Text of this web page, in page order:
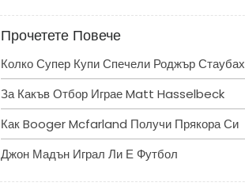
Прочетете Повече
Колко Супер Купи Спечели Роджър Стаубах
За Какъв Отбор Играе Matt Hasselbeck
Как Booger Mcfarland Получи Прякора Си
Джон Мадън Играл Ли Е Футбол